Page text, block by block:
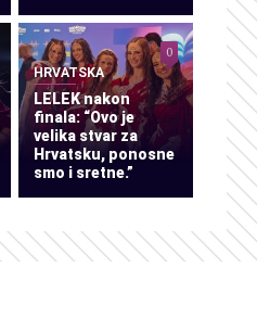
HRVATSKA
LELEK nakon
finala: “Ovo je
velika stvar za
Hrvatsku, ponosne
smo i sretne.”
0